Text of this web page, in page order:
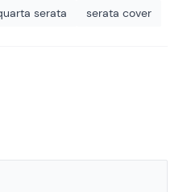
serata serata cover